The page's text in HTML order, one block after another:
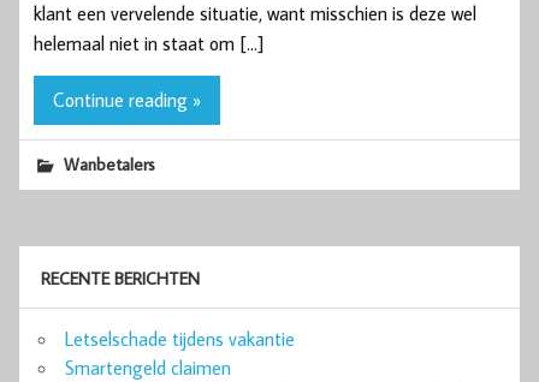
klant een vervelende situatie, want misschien is deze wel
helemaal niet in staat om […]
Continue reading »
Wanbetalers
RECENTE BERICHTEN
Letselschade tijdens vakantie
Smartengeld claimen